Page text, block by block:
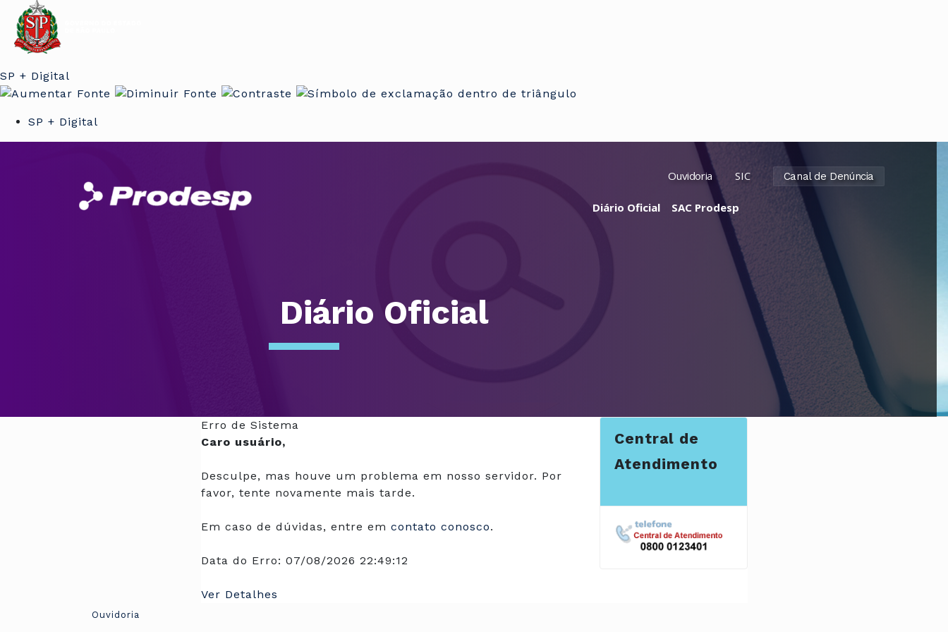
SP + Digital
SP + Digital
Ouvidoria SIC Canal de Denúncia
Diário Oficial SAC Prodesp
Diário Oficial
Erro de Sistema
Caro usuário,
Desculpe, mas houve um problema em nosso servidor. Por
favor, tente novamente mais tarde.
Em caso de dúvidas, entre em contato conosco.
Data do Erro: 07/08/2026 22:49:12
Ver Detalhes
Central de
Atendimento
Ouvidoria